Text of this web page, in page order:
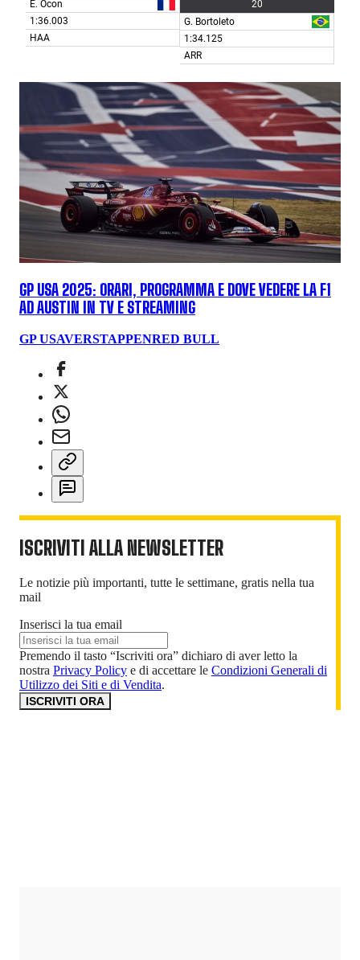
GP USA 2025: ORARI, PROGRAMMA E DOVE VEDERE LA F1
AD AUSTIN IN TV E STREAMING
GP USAVERSTAPPENRED BULL
ISCRIVITI ALLA NEWSLETTER
Le notizie più importanti, tutte le settimane, gratis nella tua
mail
Inserisci la tua email
Premendo il tasto “Iscriviti ora” dichiaro di aver letto la
nostra Privacy Policy e di accettare le Condizioni Generali di
Utilizzo dei Siti e di Vendita.
ISCRIVITI ORA